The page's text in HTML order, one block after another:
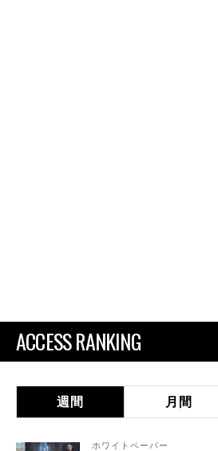
ACCESS RANKING
週間 月間
ホワイトペーパー